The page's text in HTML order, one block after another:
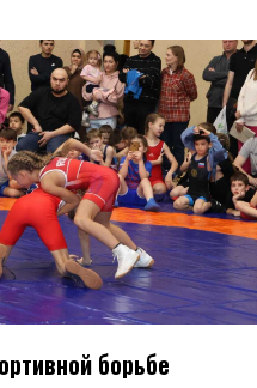
борьбе